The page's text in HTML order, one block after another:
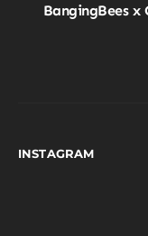
BangingBees x
INSTAGRAM